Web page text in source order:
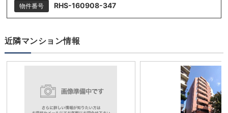
物件番号 RHS-160908-347
近隣マンション情報